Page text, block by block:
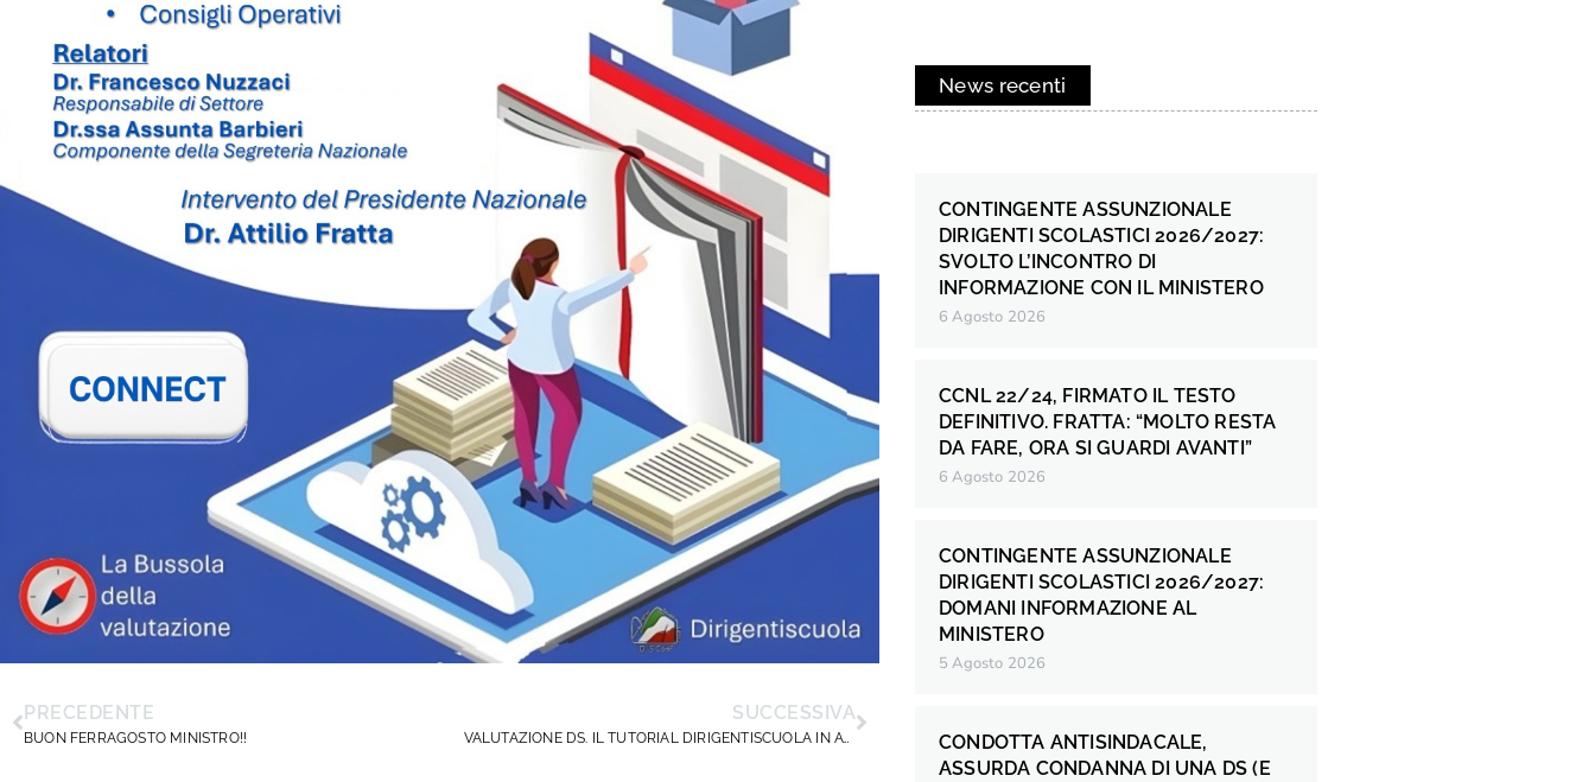
PRECEDENTE
BUON FERRAGOSTO MINISTRO!!
SUCCESSIVA
VALUTAZIONE DS. IL TUTORIAL DIRIGENTISCUOLA IN ATTESA DEL WEBINAR
News recenti
CONTINGENTE ASSUNZIONALE
DIRIGENTI SCOLASTICI 2026/2027:
SVOLTO L’INCONTRO DI
INFORMAZIONE CON IL MINISTERO
6 Agosto 2026
CCNL 22/24, FIRMATO IL TESTO
DEFINITIVO. FRATTA: “MOLTO RESTA
DA FARE, ORA SI GUARDI AVANTI”
6 Agosto 2026
CONTINGENTE ASSUNZIONALE
DIRIGENTI SCOLASTICI 2026/2027:
DOMANI INFORMAZIONE AL
MINISTERO
5 Agosto 2026
CONDOTTA ANTISINDACALE,
ASSURDA CONDANNA DI UNA DS (E